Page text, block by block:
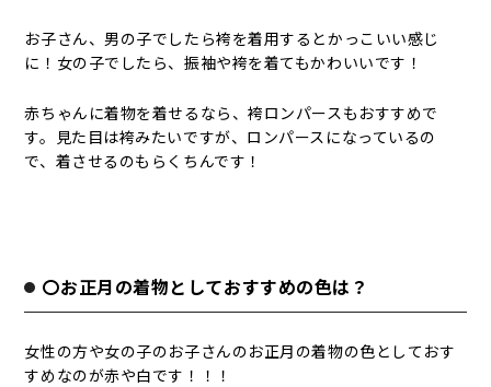
お子さん、男の子でしたら袴を着用するとかっこいい感じ
に！女の子でしたら、振袖や袴を着てもかわいいです！
赤ちゃんに着物を着せるなら、袴ロンパースもおすすめで
す。見た目は袴みたいですが、ロンパースになっているの
で、着させるのもらくちんです！
〇お正月の着物としておすすめの色は？
女性の方や女の子のお子さんのお正月の着物の色としておす
すめなのが赤や白です！！！